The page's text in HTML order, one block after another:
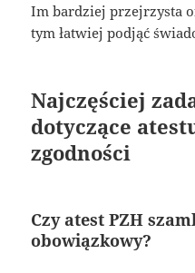
Im bardziej przejrzysta
tym łatwiej podjąć
Najczęściej
dotyczące
zgodności
Czy atest PZH
obowiązkowy?